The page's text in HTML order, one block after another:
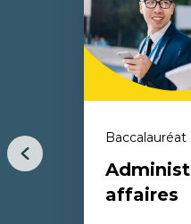
Baccalauréat
affaires
Previous
item